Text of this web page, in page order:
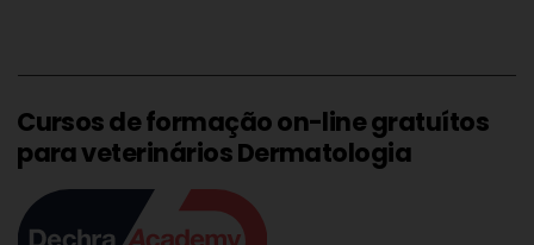
Cursos de formação on-line gratuítos
para veterinários Dermatologia